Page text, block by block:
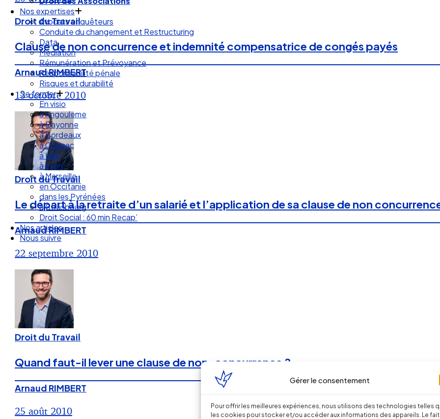
Gérer le consentement
Pour offrir les meilleures expériences, nous utilisons des technologies telles
les cookies pour stocker et/ou accéder aux informations des appareils. Le fait
Nos expertises
Avocats enquêteurs
Conduite du changement et Restructuring
Data
Médiation
Rémunération et Prévoyance
Responsabilité pénale
Risques et durabilité
Se former
En visio
à Angouleme
à Bayonne
à Bordeaux
à Cognac
à Lille
à Lyon
à Marseille
en Occitanie
dans les Pyrénées
à Strasbourg
Droit Social : 60 min Recap’
Nos articles
Nous suivre
Droit du Travail
Clause de non concurrence et indemnité compensatrice de congés payés
Arnaud RIMBERT
13 octobre 2010
Droit du Travail
Le départ à la retraite d’un salarié et l’application de sa clause de non
Arnaud RIMBERT
22 septembre 2010
Droit du Travail
Quand faut-il lever une clause de non-concurrence ?
Arnaud RIMBERT
25 août 2010